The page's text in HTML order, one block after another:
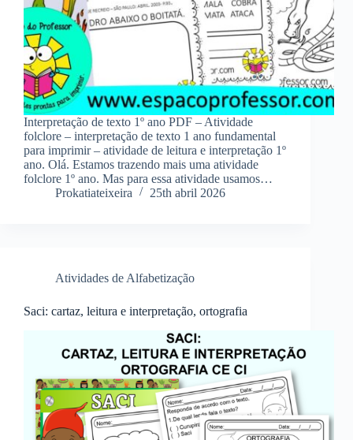
Interpretação de texto 1º ano PDF – Atividade
folclore – interpretação de texto 1 ano fundamental
para imprimir – atividade de leitura e interpretação 1º
ano. Olá. Estamos trazendo mais uma atividade
folclore 1º ano. Mas para essa atividade usamos…
Prokatiateixeira
25th abril 2026
Atividades de Alfabetização
Saci: cartaz, leitura e interpretação, ortografia